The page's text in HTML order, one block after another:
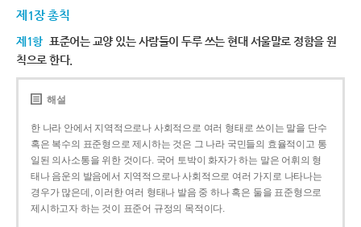
제1장 총칙
제1항 표준어는 교양 있는 사람들이 두루 쓰는 현대 서울말로 정함을 원
칙으로 한다.
해설
한 나라 안에서 지역적으로나 사회적으로 여러 형태로 쓰이는 말을 단수
혹은 복수의 표준형으로 제시하는 것은 그 나라 국민들의 효율적이고 통
일된 의사소통을 위한 것이다. 국어 토박이 화자가 하는 말은 어휘의 형
태나 음운의 발음에서 지역적으로나 사회적으로 여러 가지로 나타나는
경우가 많은데, 이러한 여러 형태나 발음 중 하나 혹은 둘을 표준형으로
제시하고자 하는 것이 표준어 규정의 목적이다.